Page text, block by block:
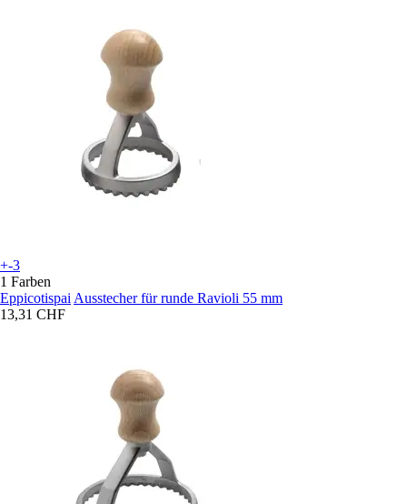
+-3
1 Farben
Eppicotispai Ausstecher für runde Ravioli 55 mm
13,31 CHF